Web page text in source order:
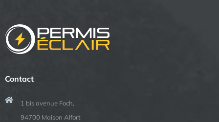
Contact
1 bis avenue Foch,
94700 Maison Alfort